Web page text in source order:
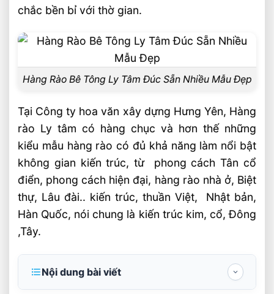
chắc bền bỉ với thờ gian.
Hàng Rào Bê Tông Ly Tâm Đúc Sẵn Nhiều Mẫu Đẹp
Tại Công ty hoa văn xây dựng Hưng Yên, Hàng
rào Ly tâm có hàng chục và hơn thế những
kiểu mẫu hàng rào có đủ khả năng làm nổi bật
không gian kiến trúc, từ phong cách Tân cổ
điển, phong cách hiện đại, hàng rào nhà ở, Biệt
thự, Lâu đài.. kiến trúc, thuần Việt, Nhật bản,
Hàn Quốc, nói chung là kiến trúc kim, cổ, Đông
,Tây.
Nội dung bài viết